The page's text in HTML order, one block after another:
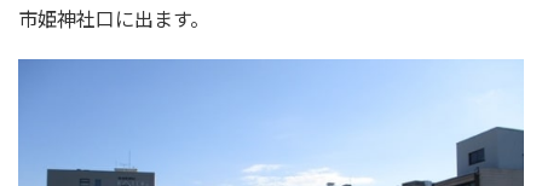
市姫神社口に出ます。